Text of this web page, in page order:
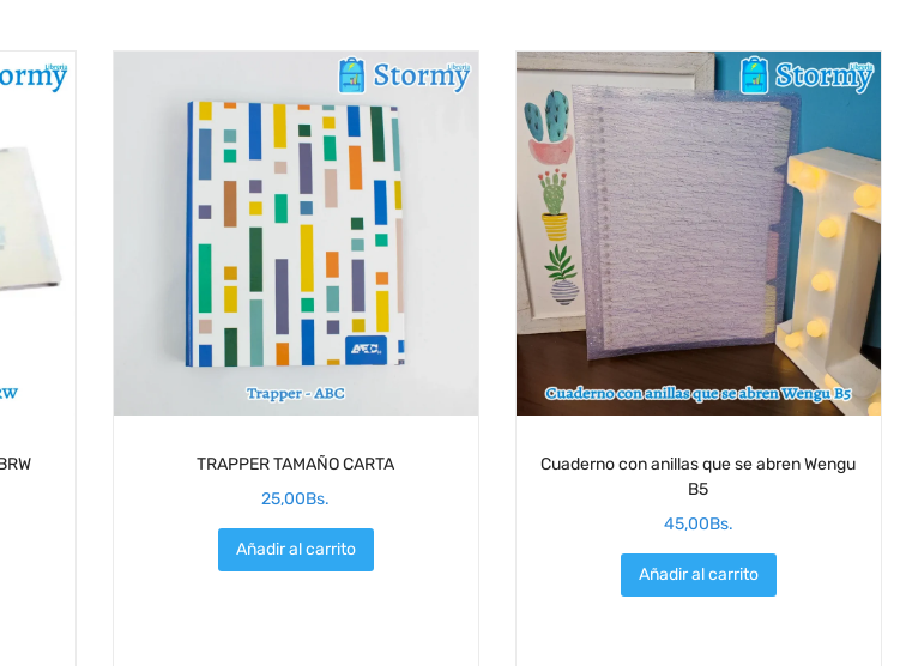
TRAPPER TAMAÑO CARTA
25,00Bs.
Añadir al carrito
Cuaderno con anillas que se abren Wengu
B5
45,00Bs.
Añadir al carrito